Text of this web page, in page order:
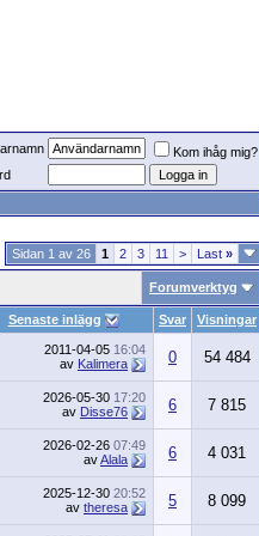
Kom ihåg mig?
Sidan 1 av 26 1 2 3 11 > Last »
Forumverktyg
Senaste inlägg Svar Visningar
2011-04-05 16:04
av Kalimera 0 54 484
2026-05-30 17:20
av Disse76 6 7 815
2026-02-26 07:49
avAlala 6 4 031
2025-12-30 20:52
av theresa 5 8 099